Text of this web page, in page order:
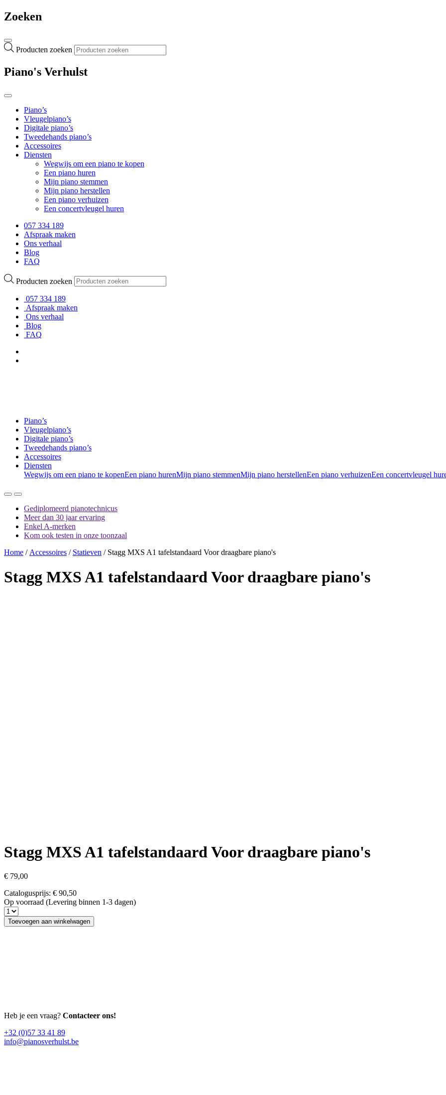
Zoeken
Producten zoeken
Piano's Verhulst
Piano’s
Vleugelpiano’s
Digitale piano’s
Tweedehands piano’s
Accessoires
Diensten
Wegwijs om een piano te kopen
Een piano huren
Mijn piano stemmen
Mijn piano herstellen
Een piano verhuizen
Een concertvleugel huren
057 334 189
Afspraak maken
Ons verhaal
Blog
FAQ
Producten zoeken
057 334 189
Afspraak maken
Ons verhaal
Blog
FAQ
Piano’s
Vleugelpiano’s
Digitale piano’s
Tweedehands piano’s
Accessoires
Diensten
Wegwijs om een piano te kopenEen piano hurenMijn piano stemmenMijn piano herstellenEen piano verhuizenEen concertvleugel
Gediplomeerd pianotechnicus
Meer dan 30 jaar ervaring
Enkel A-merken
Kom ook testen in onze toonzaal
Home /Accessoires / Statieven / Stagg MXS A1 tafelstandaard Voor draagbare piano's
Stagg MXS A1 tafelstandaard Voor draagbare piano's
Stagg MXS A1 tafelstandaard Voor draagbare piano's
€ 79,00
Catalogusprijs: € 90,50
Op voorraad (Levering binnen 1-3 dagen)
Toevoegen aan winkelwagen
Heb je een vraag? Contacteer ons!
+32 (0)57 33 41 89
info@pianosverhulst.be